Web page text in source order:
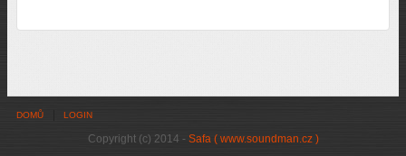
DOMŮ LOGIN
Copyright (c) 2014 - Safa ( www.soundman.cz )